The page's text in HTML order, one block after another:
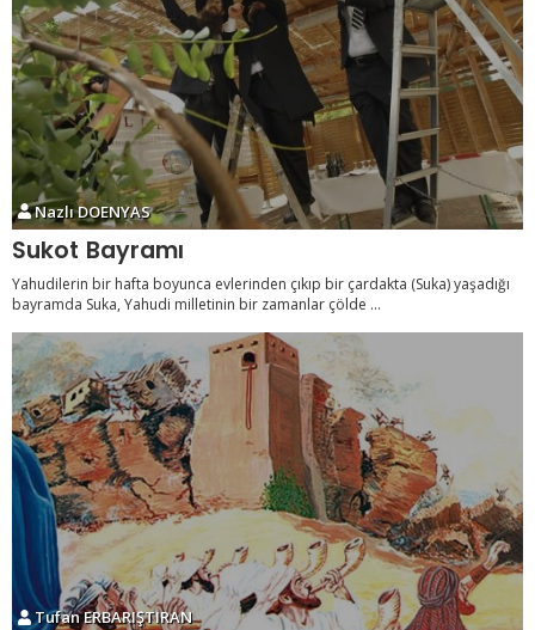
Nazlı DOENYAS
Sukot Bayramı
Yahudilerin bir hafta boyunca evlerinden çıkıp bir çardakta (Suka) yaşadığı
bayramda Suka, Yahudi milletinin bir zamanlar çölde ...
Tufan ERBARIŞTIRAN